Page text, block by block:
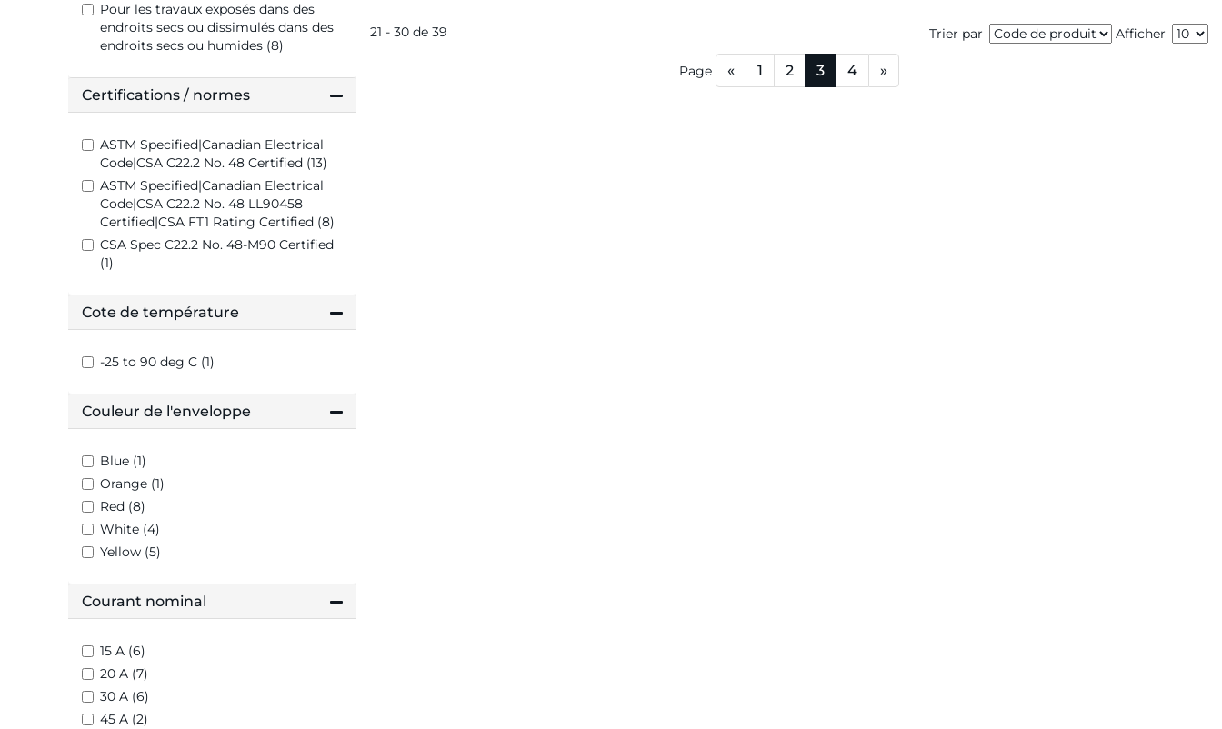
Pour les travaux exposés dans des
endroits secs ou dissimulés dans des
endroits secs ou humides (8)
Certifications / normes
ASTM Specified|Canadian Electrical
Code|CSA C22.2 No. 48 Certified (13)
ASTM Specified|Canadian Electrical
Code|CSA C22.2 No. 48 LL90458
Certified|CSA FT1 Rating Certified (8)
CSA Spec C22.2 No. 48-M90 Certified
(1)
Cote de température
-25 to 90 deg C (1)
Couleur de l'enveloppe
Blue (1)
Orange (1)
Red (8)
White (4)
Yellow (5)
Courant nominal
15 A (6)
20 A (7)
30 A (6)
45 A (2)
21 - 30 de 39 Trier par Afficher
Page « 1 2 3 4 »